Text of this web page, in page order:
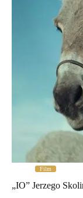
Film
„IO” Jerzego